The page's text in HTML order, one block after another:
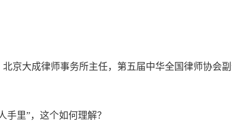
京大成律师事务所主任，第五届中华全国律师协会副
里”，这个如何理解？